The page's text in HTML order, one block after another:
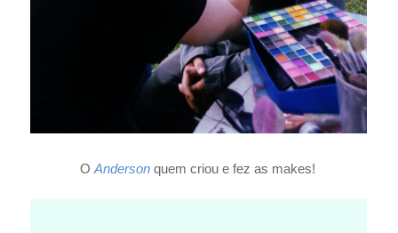
OAndersonquem criou e fez as makes!